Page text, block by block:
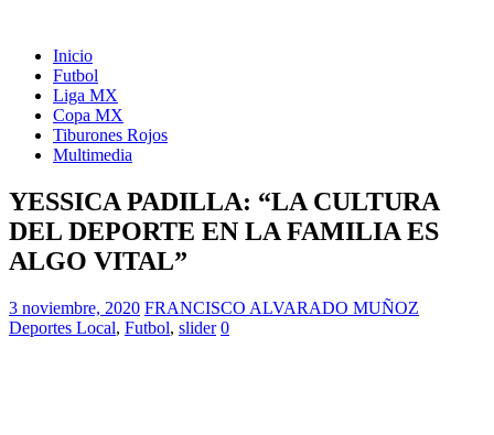
Inicio
Futbol
Liga MX
Copa MX
Tiburones Rojos
Multimedia
YESSICA PADILLA: “LA CULTURA
DEL DEPORTE EN LA FAMILIA ES
ALGO VITAL”
3 noviembre, 2020 FRANCISCO ALVARADO MUÑOZ
Deportes Local, Futbol, slider 0